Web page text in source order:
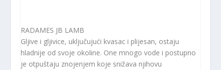
RADAMES JB LAMB
Gljive i gljivice, uključujući kvasac i plijesan, ostaju
hladnije od svoje okoline. One mnogo vode i postupno
je otpuštaju znojenjem koje snižava njihovu